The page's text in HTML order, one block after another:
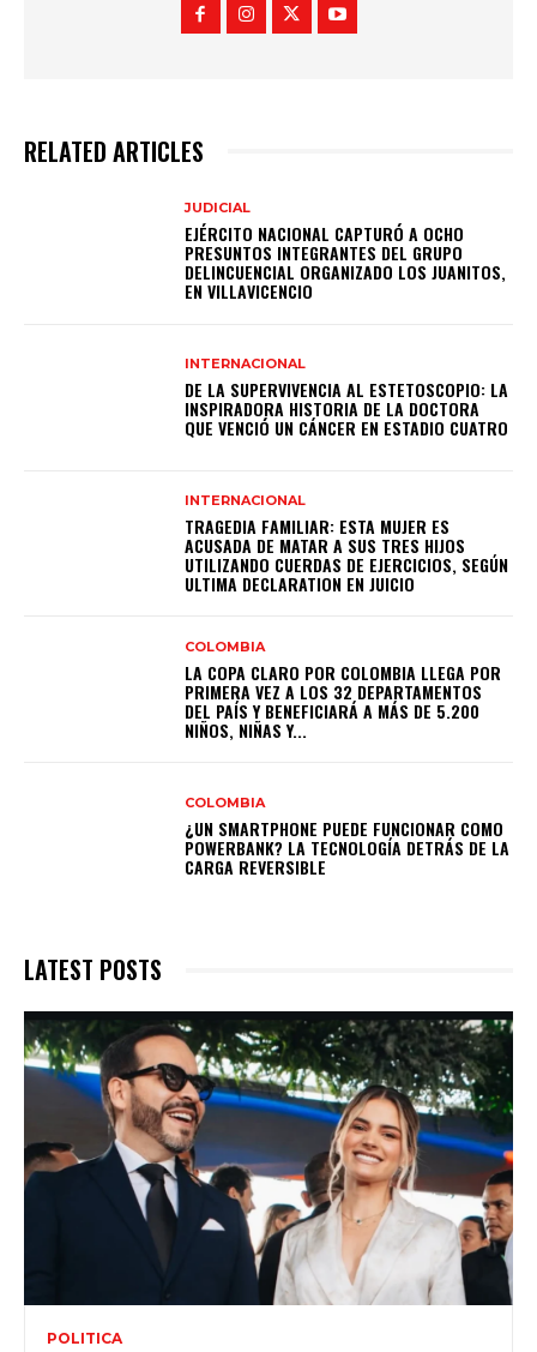
RELATED ARTICLES
JUDICIAL
EJÉRCITO NACIONAL CAPTURÓ A OCHO
PRESUNTOS INTEGRANTES DEL GRUPO
DELINCUENCIAL ORGANIZADO LOS JUANITOS,
EN VILLAVICENCIO
INTERNACIONAL
DE LA SUPERVIVENCIA AL ESTETOSCOPIO: LA
INSPIRADORA HISTORIA DE LA DOCTORA
QUE VENCIÓ UN CÁNCER EN ESTADIO CUATRO
INTERNACIONAL
TRAGEDIA FAMILIAR: ESTA MUJER ES
ACUSADA DE MATAR A SUS TRES HIJOS
UTILIZANDO CUERDAS DE EJERCICIOS, SEGÚN
ULTIMA DECLARATION EN JUICIO
COLOMBIA
LA COPA CLARO POR COLOMBIA LLEGA POR
PRIMERA VEZ A LOS 32 DEPARTAMENTOS
DEL PAÍS Y BENEFICIARÁ A MÁS DE 5.200
NIÑOS, NIÑAS Y...
COLOMBIA
¿UN SMARTPHONE PUEDE FUNCIONAR COMO
POWERBANK? LA TECNOLOGÍA DETRÁS DE LA
CARGA REVERSIBLE
LATEST POSTS
POLITICA